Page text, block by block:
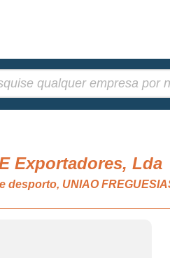
Exportadores, Lda
UNIAO